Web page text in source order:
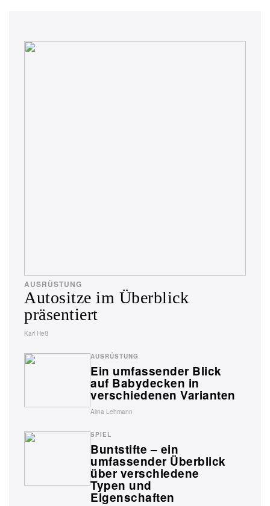
Autositze im Überblick
präsentiert
AUSRÜSTUNG
Karl Heß
Ein umfassender Blick
auf Babydecken in
verschiedenen Varianten
AUSRÜSTUNG
Alina Lehmann
Buntstifte – ein
umfassender Überblick
über verschiedene
Typen und
Eigenschaften
SPIEL